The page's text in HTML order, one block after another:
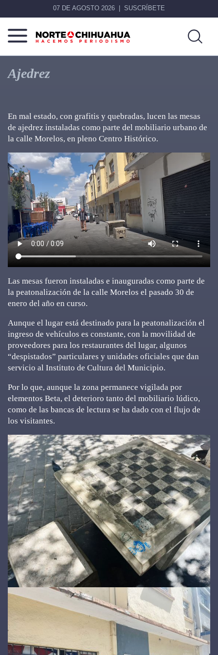
07 DE AGOSTO 2026 SUSCRÍBETE
Norte
Chihuahua
Más
que
noticias,
Ajedrez
En mal estado, con grafitis y quebradas, lucen las mesas
de ajedrez instaladas como parte del mobiliario urbano de
la calle Morelos, en pleno Centro Histórico.
Las mesas fueron instaladas e inauguradas como parte de
la peatonalización de la calle Morelos el pasado 30 de
enero del año en curso.
Aunque el lugar está destinado para la peatonalización el
ingreso de vehículos es constante, con la movilidad de
proveedores para los restaurantes del lugar, algunos
“despistados” particulares y unidades oficiales que dan
servicio al Instituto de Cultura del Municipio.
Por lo que, aunque la zona permanece vigilada por
elementos Beta, el deterioro tanto del mobiliario lúdico,
como de las bancas de lectura se ha dado con el flujo de
los visitantes.